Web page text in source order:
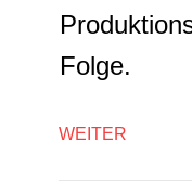
Folge.
WEITER